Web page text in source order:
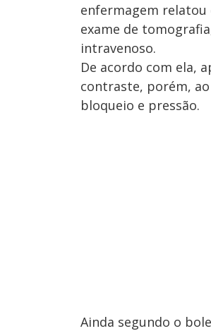
enfermagem relatou
exame de
intravenoso.
De acordo com ela,
contraste, porém,
bloqueio e pressão.
Ainda segundo o